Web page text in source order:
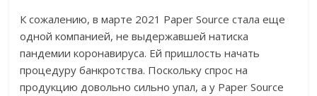
К сожалению, в марте 2021 Paper Source стала еще
одной компанией, не выдержавшей натиска
пандемии коронавируса. Ей пришлость начать
процедуру банкротства. Поскольку спрос на
продукцию довольно сильно упал, а у Paper Source